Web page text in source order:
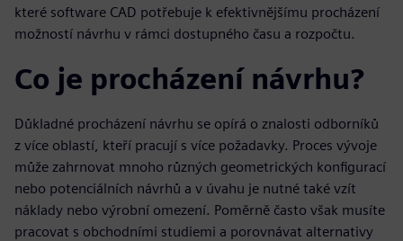
které software CAD potřebuje k efektivnějšímu procházení
možností návrhu v rámci dostupného času a rozpočtu.
Co je procházení návrhu?
Důkladné procházení návrhu se opírá o znalosti odborníků
z více oblastí, kteří pracují s více požadavky. Proces vývoje
může zahrnovat mnoho různých geometrických konfigurací
nebo potenciálních návrhů a v úvahu je nutné také vzít
náklady nebo výrobní omezení. Poměrně často však musíte
pracovat s obchodními studiemi a porovnávat alternativy